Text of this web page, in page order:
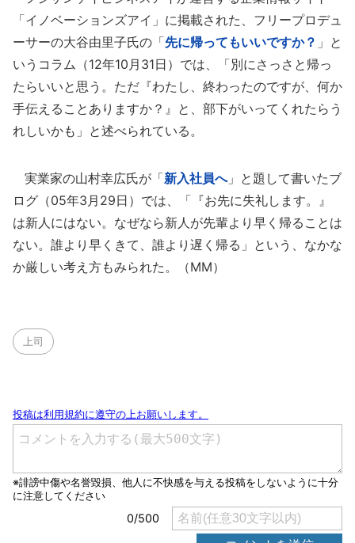
「イノベーションズアイ」に掲載された、フリープロデュ
ーサーの大谷由里子氏の「先に帰ってもいいですか？ 」と
いうコラム（12年10月31日）では、「別にさっさと帰っ
たらいいと思う。ただ『わたし、終わったのですが、何か
手伝えることありますか？』と、部下がいってくれたらう
れしいかも」と述べられている。
実業家の山村幸広氏が「新入社員へ」と題して書いたブ
ログ（05年3月29日）では、「『お先に失礼します。』
は新人にはない。なぜなら新人が先輩より早く帰ることは
ない。誰より早くきて、誰より遅く帰る」という、なかな
か厳しい考え方もみられた。（MM）
上司